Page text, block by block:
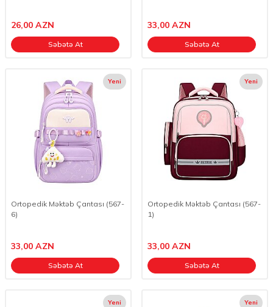
26,00 AZN
Səbətə At
33,00 AZN
Səbətə At
Yeni
Ortopedik Məktəb Çantası (567-
6)
33,00 AZN
Səbətə At
Yeni
Ortopedik Məktəb Çantası (567-
1)
33,00 AZN
Səbətə At
Yeni Yeni